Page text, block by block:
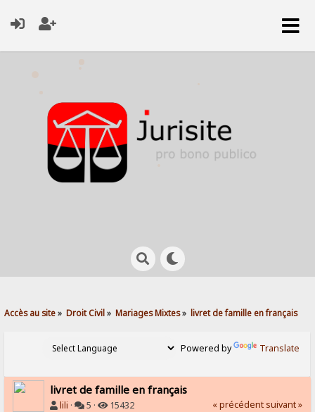
Accès au site» Droit Civil» Mariages Mixtes» livret de famille en français
Powered by Translate
livret de famille en français
lili · 5 · 15432 « précédent suivant »